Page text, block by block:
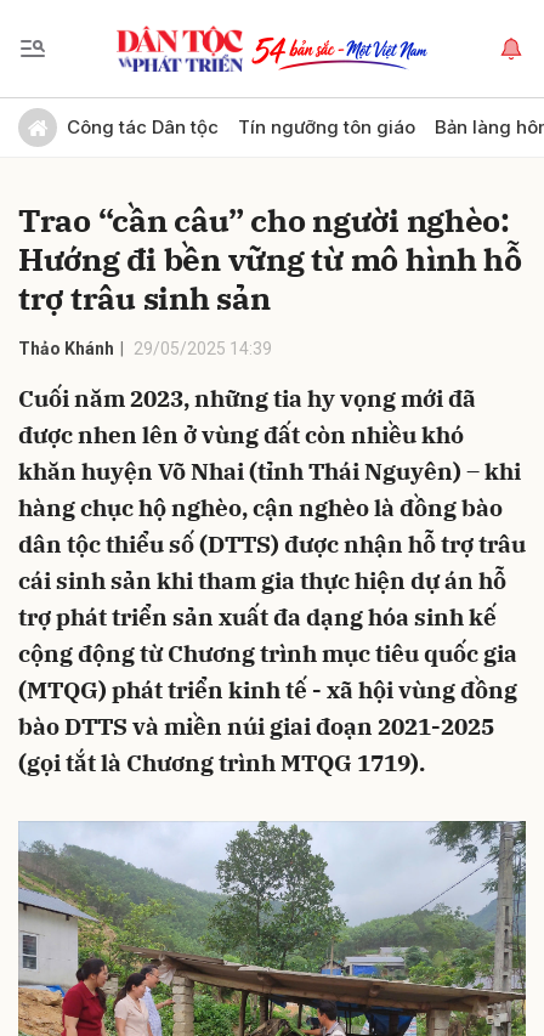
Công tác Dân tộc Tín ngưỡng tôn giáo Bản làng
Trao “cần câu” cho người nghèo:
Hướng đi bền vững từ mô hình hỗ
trợ trâu sinh sản
Thảo Khánh 29/05/2025 14:39
Cuối năm 2023, những tia hy vọng mới đã
được nhen lên ở vùng đất còn nhiều khó
khăn huyện Võ Nhai (tỉnh Thái Nguyên) – khi
hàng chục hộ nghèo, cận nghèo là đồng bào
dân tộc thiểu số (DTTS) được nhận hỗ trợ trâu
cái sinh sản khi tham gia thực hiện dự án hỗ
trợ phát triển sản xuất đa dạng hóa sinh kế
cộng động từ Chương trình mục tiêu quốc gia
(MTQG) phát triển kinh tế - xã hội vùng đồng
bào DTTS và miền núi giai đoạn 2021-2025
(gọi tắt là Chương trình MTQG 1719).
Gửi bình luận